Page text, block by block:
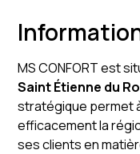
MS CONFORT est
Saint Étienne du
stratégique permet
efficacement la
ses clients en